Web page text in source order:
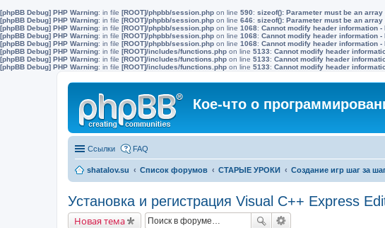
[phpBB Debug] PHP Warning: in file [ROOT]/phpbb/session.php on line 590: sizeof(): Parameter must be an
[phpBB Debug] PHP Warning: in file [ROOT]/phpbb/session.php on line 646: sizeof(): Parameter must be an
[phpBB Debug] PHP Warning: in file [ROOT]/phpbb/session.php on line 1068: Cannot modify header information
[phpBB Debug] PHP Warning: in file [ROOT]/phpbb/session.php on line 1068: Cannot modify header information
[phpBB Debug] PHP Warning: in file [ROOT]/phpbb/session.php on line 1068: Cannot modify header information
[phpBB Debug] PHP Warning: in file [ROOT]/includes/functions.php on line 5133: Cannot modify header
[phpBB Debug] PHP Warning: in file [ROOT]/includes/functions.php on line 5133: Cannot modify header
[phpBB Debug] PHP Warning: in file [ROOT]/includes/functions.php on line 5133: Cannot modify header
Кое-что о
Ссылки FAQ
shatalov.su Список форумов СТАРЫЕ УРОКИ Создание игр шаг за
Установка и регистрация Visual C++ Express
Новая тема